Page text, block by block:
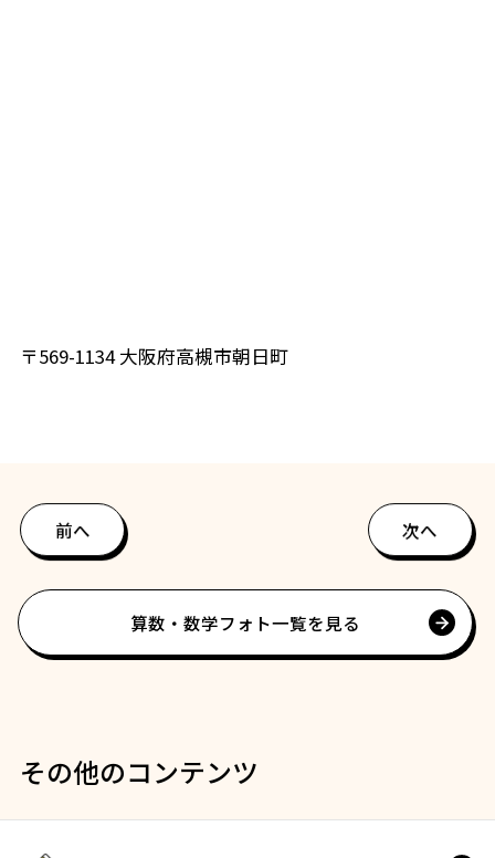
〒569-1134 大阪府高槻市朝日町
前へ 次へ
算数・数学フォト一覧を見る
その他のコンテンツ